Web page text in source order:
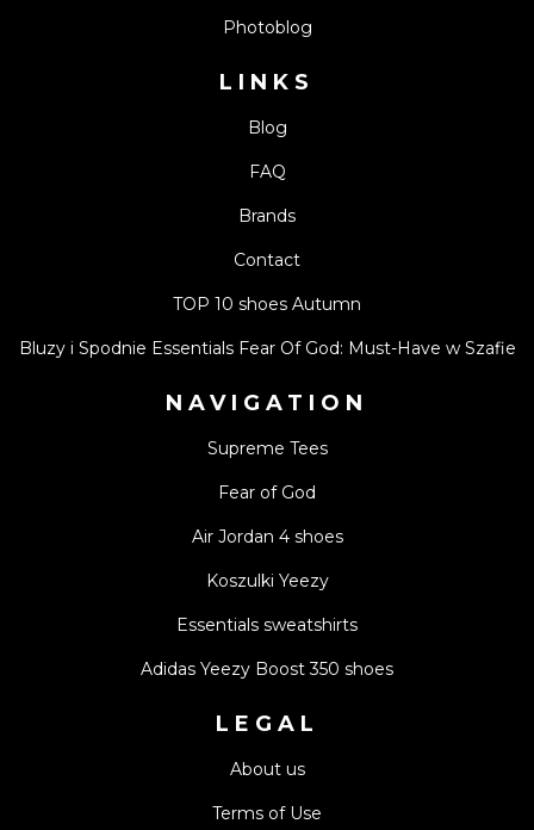
Photoblog
LINKS
Blog
FAQ
Brands
Contact
TOP 10 shoes Autumn
Bluzy i Spodnie Essentials Fear Of God: Must-Have w Szafie
NAVIGATION
Supreme Tees
Fear of God
Air Jordan 4 shoes
Koszulki Yeezy
Essentials sweatshirts
Adidas Yeezy Boost 350 shoes
LEGAL
About us
Terms of Use